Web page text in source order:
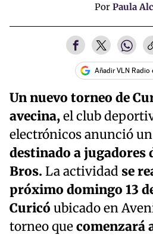
Por Paula
Añadir VLN Radio
Un nuevo torneo de
avecina,el club
electrónicos anunció un
destinado a jugadores
Bros. La actividad se
próximo domingo 13
Curicó ubicado en
torneo quecomenzará